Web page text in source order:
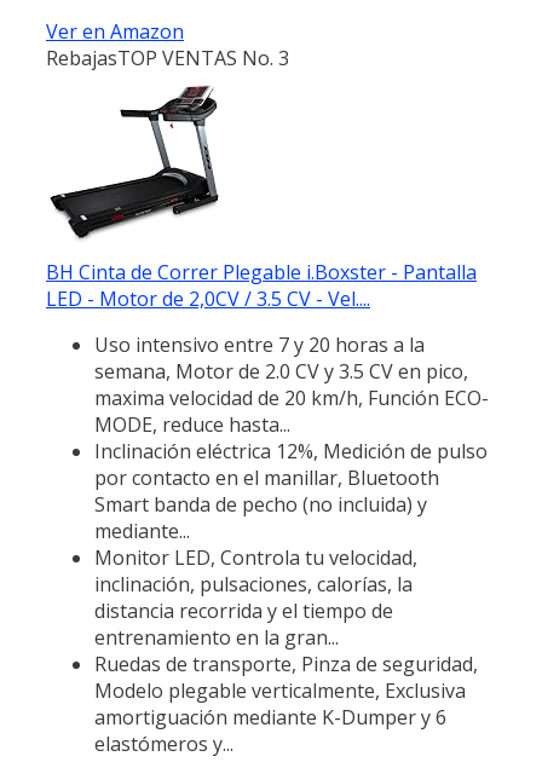
Ver en Amazon
RebajasTOP VENTAS No. 3
BH Cinta de Correr Plegable i.Boxster - Pantalla
LED - Motor de 2,0CV / 3.5 CV - Vel....
Uso intensivo entre 7 y 20 horas a la
semana, Motor de 2.0 CV y 3.5 CV en pico,
maxima velocidad de 20 km/h, Función ECO-
MODE, reduce hasta...
Inclinación eléctrica 12%, Medición de pulso
por contacto en el manillar, Bluetooth
Smart banda de pecho (no incluida) y
mediante...
Monitor LED, Controla tu velocidad,
inclinación, pulsaciones, calorías, la
distancia recorrida y el tiempo de
entrenamiento en la gran...
Ruedas de transporte, Pinza de seguridad,
Modelo plegable verticalmente, Exclusiva
amortiguación mediante K-Dumper y 6
elastómeros y...